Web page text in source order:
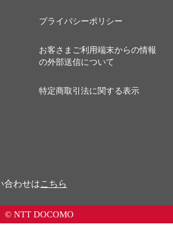
プライバシーポリシー
お客さまご利用端末からの情報
の外部送信について
特定商取引法に関する表示
合わせはこちら
© NTT DOCOMO